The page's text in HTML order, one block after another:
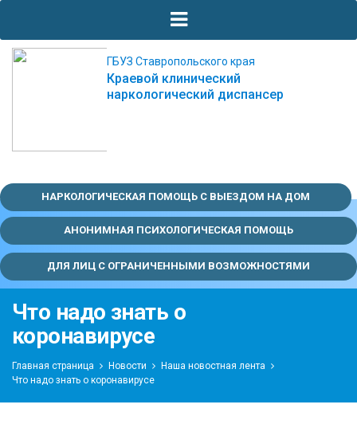
ГБУЗ Ставропольского края
Краевой клинический
наркологический диспансер
НАРКОЛОГИЧЕСКАЯ ПОМОЩЬ С ВЫЕЗДОМ НА ДОМ
АНОНИМНАЯ ПСИХОЛОГИЧЕСКАЯ ПОМОЩЬ
ДЛЯ ЛИЦ С ОГРАНИЧЕННЫМИ ВОЗМОЖНОСТЯМИ
Что надо знать о
коронавирусе
Главная страница Новости
Наша новостная лента
Что надо знать о коронавирусе